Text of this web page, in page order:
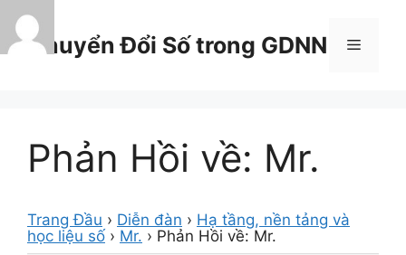
Chuyển
đến
nội
Chuyển Đổi Số trong GDNN Menu
Phản Hồi về: Mr.
Trang Đầu › Diễn đàn › Hạ tầng, nền tảng và
học liệu số › Mr. › Phản Hồi về: Mr.